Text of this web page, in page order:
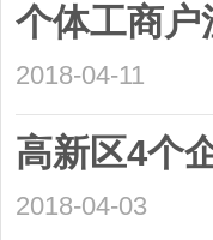
个体工商户
2018-04-11
高新区4个
2018-04-03